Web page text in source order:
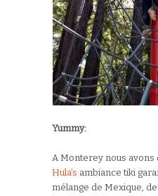
Yummy:
A Monterey nous avons
Hula’s ambiance tiki
mélange de Mexique,